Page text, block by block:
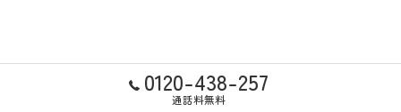
0120-438-257
通話料無料